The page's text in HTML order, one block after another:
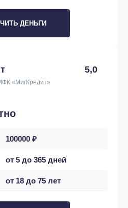
ДЕНЬГИ
5,0
«МигКредит»
100000 ₽
от 5 до 365 дней
от 18 до 75 лет